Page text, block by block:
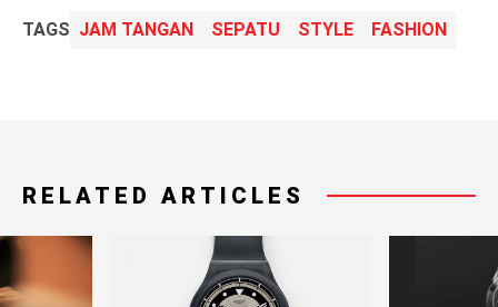
TAGS JAM TANGAN SEPATU STYLE FASHION
RELATED ARTICLES